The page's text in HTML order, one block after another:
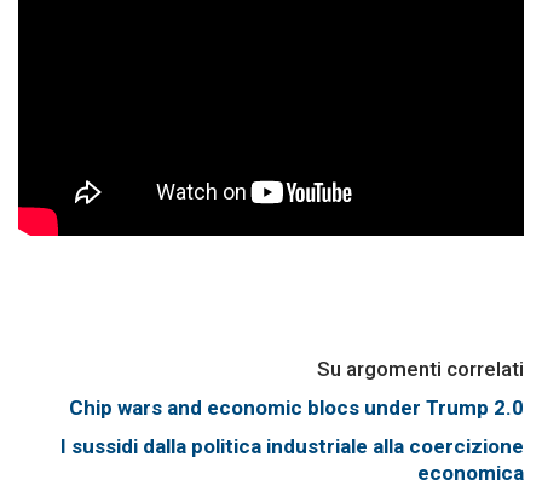
Su argomenti correlati
Chip wars and economic blocs under Trump 2.0
I sussidi dalla politica industriale alla coercizione
economica